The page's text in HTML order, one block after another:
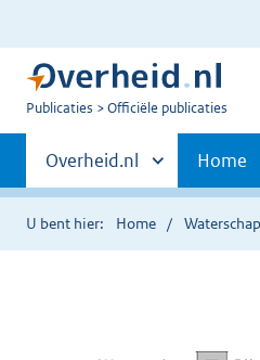
U
Publicaties Officiële publicaties
Primaire
navigatie
Andere
sites
binnen
Overheid.nl Home
U bent hier: Home